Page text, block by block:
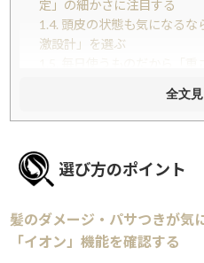
定」の細かさに注目する
1.4. 頭皮の状態も気になるな
激設計」を選ぶ
おすすめランキング TOP6
2.1.第1位｜パナソニック ナ
2.3. 第3位｜ReFa ビューテッ
2.4. 第4位｜ダイソン
2.6.第6位｜パナソニック イ
3.一覧比較表
全文
選び方のポイント
髪のダメージ・パサつきが気
「イオン」機能を確認する